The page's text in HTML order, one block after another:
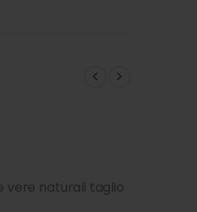
vere naturali taglio